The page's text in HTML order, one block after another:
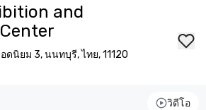
and
นิยม 3, นนทบุรี, ไทย, 11120
วิดีโอ